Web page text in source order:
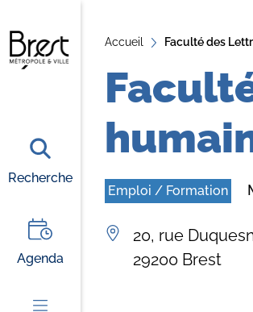
ll
u
c
n
e
Recherche
Agenda
Accueil Faculté des
Emploi / Formation
20, rue
29200 Brest